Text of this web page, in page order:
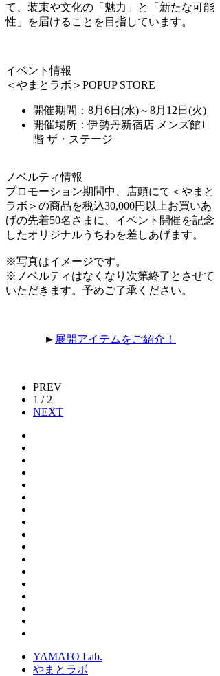
て、装束や文化の「魅力」と「新たな可能
性」を届けることを目指しています。
イベント情報
＜やまとラボ＞POPUP STORE
開催期間：8月6日(水)～8月12日(火)
開催場所：伊勢丹新宿店 メンズ館1
階 ザ・ステージ
ノベルティ情報
プロモーション期間中、店頭にて＜やまと
ラボ＞の商品を税込30,000円以上お買いあ
げの先着50名さまに、イベント開催を記念
したオリジナルうちわを差しあげます。
※写真はイメージです。
※ノベルティはなくなり次第終了とさせて
いただきます。予めご了承ください。
► 展開アイテムをご紹介！
PREV
1 / 2
NEXT
YAMATO Lab.
やまとラボ